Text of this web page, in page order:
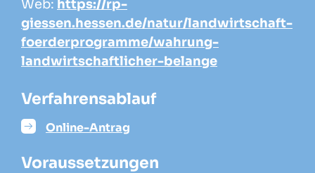
Web: https://rp-
giessen.hessen.de/natur/landwirtschaft-
foerderprogramme/wahrung-
landwirtschaftlicher-belange
Verfahrensablauf
Online-Antrag
Voraussetzungen